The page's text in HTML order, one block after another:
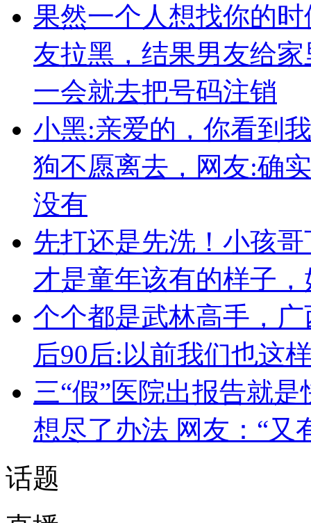
果然一个人想找你的
友拉黑，结果男友给
一会就去把号码注销
小黑:亲爱的，你看到
狗不愿离去，网友:确
没有
先打还是先洗！小孩
才是童年该有的样子
个个都是武林高手，
后90后:以前我们也这
三“假”医院出报告就
想尽了办法 网友：“又
话题